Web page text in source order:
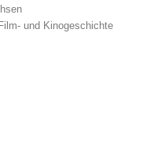
und Kinogeschichte